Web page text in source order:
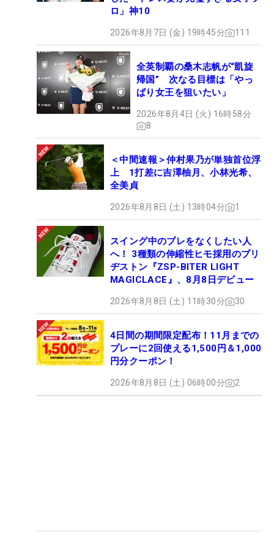
ロ」神10
2026年8月7日 (金) 19時45分 111
全英制覇の桑木志帆が“凱旋
帰国” 次なる目標は「やっ
ぱり女王を狙いたい」
2026年8月4日 (火) 16時58分
8
＜中間速報＞仲村果乃が単独首位浮
上 1打差に吉澤柚月、小林光希、
全美貞
2026年8月8日 (土) 13時04分 1
スイング中のブレをなくしたい人
へ！ 3種類の伸縮性ヒモ採用のブリ
ヂストン『ZSP-BITER LIGHT
MAGICLACE』、8月8日デビュー
2026年8月8日 (土) 11時30分 30
4日間の期間限定配布！11月までの
プレーに2回使える1,500円＆1,000
円分クーポン！
2026年8月8日 (土) 06時00分 2